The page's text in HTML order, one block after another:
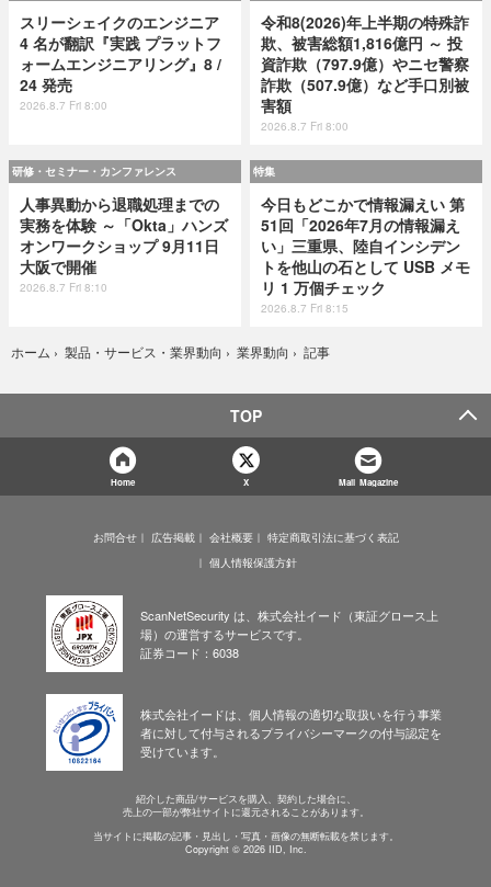
スリーシェイクのエンジニア
4 名が翻訳『実践 プラットフ
ォームエンジニアリング』8 /
24 発売
2026.8.7 Fri 8:00
令和8(2026)年上半期の特殊詐
欺、被害総額1,816億円 ～ 投
資詐欺（797.9億）やニセ警察
詐欺（507.9億）など手口別被
害額
2026.8.7 Fri 8:00
研修・セミナー・カンファレンス
人事異動から退職処理までの
実務を体験 ～「Okta」ハンズ
オンワークショップ 9月11日
大阪で開催
2026.8.7 Fri 8:10
特集
今日もどこかで情報漏えい 第
51回「2026年7月の情報漏え
い」三重県、陸自インシデン
トを他山の石として USB メモ
リ 1 万個チェック
2026.8.7 Fri 8:15
ホーム › 製品・サービス・業界動向 › 業界動向 › 記事
TOP
Home X Mail Magazine
お問合せ 広告掲載 会社概要
特定商取引法に基づく表記
個人情報保護方針
ScanNetSecurity は、株式会社イード（東証グロース上
場）の運営するサービスです。
証券コード：6038
株式会社イードは、個人情報の適切な取扱いを行う事業
者に対して付与されるプライバシーマークの付与認定を
受けています。
紹介した商品/サービスを購入、契約した場合に、
売上の一部が弊社サイトに還元されることがあります。
当サイトに掲載の記事・見出し・写真・画像の無断転載を禁じます。
Copyright © 2026 IID, Inc.